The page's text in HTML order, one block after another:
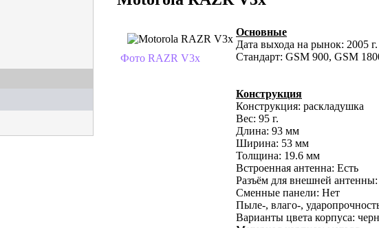
Фото RAZR V3x
Основные
Дата выхода на рынок: 2005
Стандарт: GSM 900, GSM
Конструкция
Конструкция: раскладушка
Вес: 95 г.
Длина: 93 мм
Ширина: 53 мм
Толщина: 19.6 мм
Встроенная антенна: Есть
Разъём для внешней
Сменные панели: Нет
Пыле-, влаго-,
Варианты цвета корпуса: